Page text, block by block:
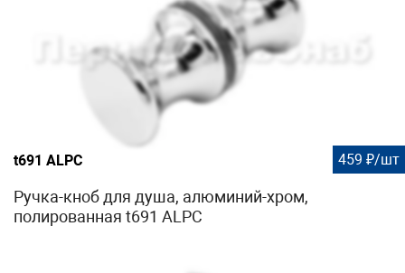
t691 ALPC 459 ₽/шт
Ручка-кноб для душа, алюминий-хром,
полированная t691 ALPC